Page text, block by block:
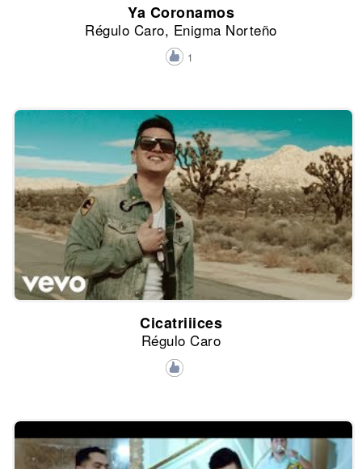
Ya Coronamos
Régulo Caro, Enigma Norteño
1
Cicatriiices
Régulo Caro